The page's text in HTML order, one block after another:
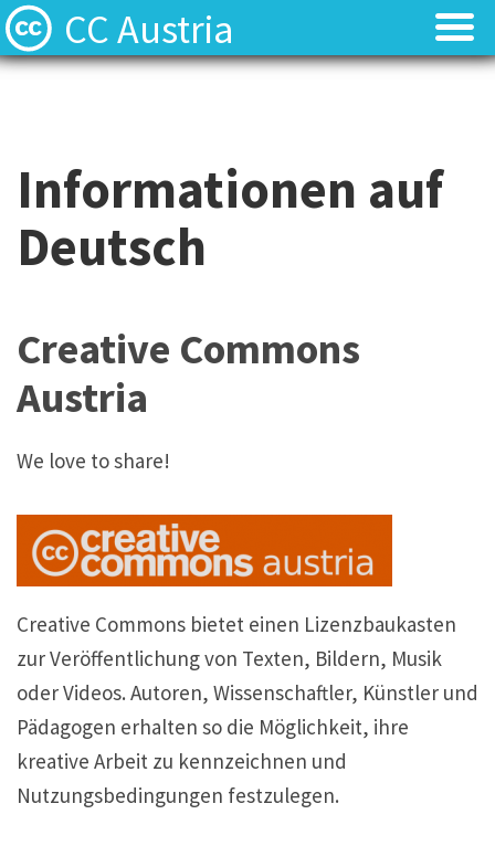
CC Austria
Local News
Local News
Informationen auf
Deutsch
Creative Commons
Austria
We love to share!
Creative Commons bietet einen Lizenzbaukasten
zur Veröffentlichung von Texten, Bildern, Musik
oder Videos. Autoren, Wissenschaftler, Künstler und
Pädagogen erhalten so die Möglichkeit, ihre
kreative Arbeit zu kennzeichnen und
Nutzungsbedingungen festzulegen.